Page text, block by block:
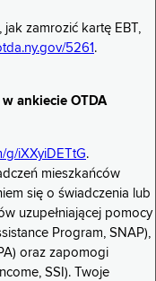
zamrozić kartę EBT,
5261 .
ankiecie OTDA
g/iXXyiDETtG.
mieszkańców
się o świadczenia lub
uzupełniającej pomocy
Program, SNAP),
oraz zapomogi
SSI). Twoje